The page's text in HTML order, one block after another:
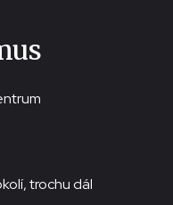
trochu dál